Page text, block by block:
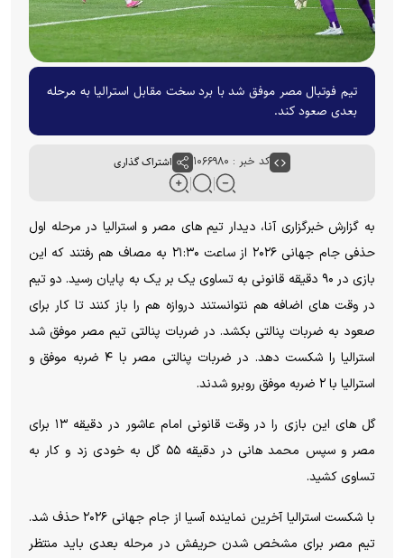
تیم فوتبال مصر موفق شد با برد سخت مقابل استرالیا به مرحله
بعدی صعود کند.
کد خبر : ۱۰۶۶۹۸۰ اشتراک گذاری
به گزارش خبرگزاری آنا، دیدار تیم های مصر و استرالیا در مرحله اول
حذفی جام جهانی ۲۰۲۶ از ساعت ۲۱:۳۰ به مصاف هم رفتند که این
بازی در ۹۰ دقیقه قانونی به تساوی یک بر یک به پایان رسید. دو تیم
در وقت های اضافه هم نتوانستند دروازه هم را باز کنند تا کار برای
صعود به ضربات پنالتی بکشد. در ضربات پنالتی تیم مصر موفق شد
استرالیا را شکست دهد. در ضربات پنالتی مصر با ۴ ضربه موفق و
استرالیا با ۲ ضربه موفق روبرو شدند.
گل های این بازی را در وقت قانونی امام عاشور در دقیقه ۱۳ برای
مصر و سپس
محمد هانی در دقیقه ۵۵ گل به خودی زد و کار به
تساوی کشید.
با شکست استرالیا آخرین نماینده آسیا از جام جهانی ۲۰۲۶ حذف شد.
تیم مصر برای مشخص شدن حریفش در مرحله بعدی باید منتظر